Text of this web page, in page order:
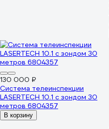
130 000 ₽
Система телеинспекции
LASERTECH 10.1 с зондом 30
метров 6804357
В корзину